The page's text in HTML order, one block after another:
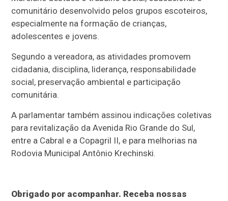
comunitário desenvolvido pelos grupos escoteiros,
especialmente na formação de crianças,
adolescentes e jovens.
Segundo a vereadora, as atividades promovem
cidadania, disciplina, liderança, responsabilidade
social, preservação ambiental e participação
comunitária.
A parlamentar também assinou indicações coletivas
para revitalização da Avenida Rio Grande do Sul,
entre a Cabral e a Copagril II, e para melhorias na
Rodovia Municipal Antônio Krechinski.
Obrigado por acompanhar. Receba nossas